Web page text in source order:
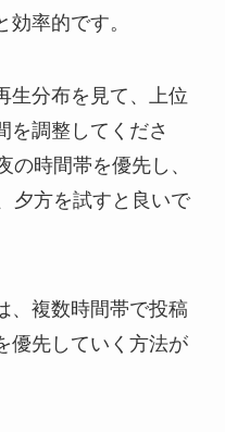
率的です。
生分布を見て、上位
を調整してくださ
の時間帯を優先し、
夕方を試すと良いで
、複数時間帯で投稿
優先していく方法が